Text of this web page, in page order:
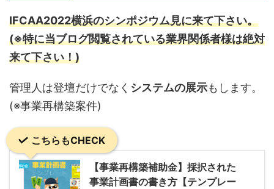
IFCAA2022横浜のシンポジウム見に来て下さい。
(※特に当ブログ閲覧されている業界関係者様は絶対
来て下さい！)
管理人は登壇だけでなく システムの展示もします。
(※事業再構築案件)
こちらもCHECK
【事業再構築補助金】採択された
事業計画書の書き方【テンプレー